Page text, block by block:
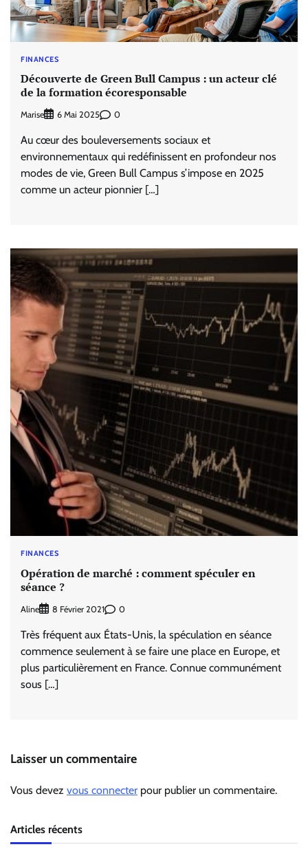
FINANCES
Découverte de Green Bull Campus : un acteur clé
de la formation écoresponsable
Marise 6 Mai 2025 0
Au cœur des bouleversements sociaux et
environnementaux qui redéfinissent en profondeur nos
modes de vie, Green Bull Campus s’impose en 2025
comme un acteur pionnier […]
FINANCES
Opération de marché : comment spéculer en
séance ?
Aline 8 Février 2021 0
Très fréquent aux États-Unis, la spéculation en séance
commence seulement à se faire une place en Europe, et
plus particulièrement en France. Connue communément
sous […]
Laisser un commentaire
Vous devez vous connecter pour publier un commentaire.
Articles récents